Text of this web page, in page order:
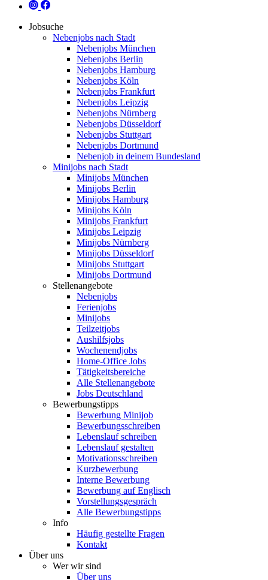
Jobsuche
Nebenjobs nach Stadt
Nebenjobs München
Nebenjobs Berlin
Nebenjobs Hamburg
Nebenjobs Köln
Nebenjobs Frankfurt
Nebenjobs Leipzig
Nebenjobs Nürnberg
Nebenjobs Düsseldorf
Nebenjobs Stuttgart
Nebenjobs Dortmund
Nebenjob in deinem Bundesland
Minijobs nach Stadt
Minijobs München
Minijobs Berlin
Minijobs Hamburg
Minijobs Köln
Minijobs Frankfurt
Minijobs Leipzig
Minijobs Nürnberg
Minijobs Düsseldorf
Minijobs Stuttgart
Minijobs Dortmund
Stellenangebote
Nebenjobs
Ferienjobs
Minijobs
Teilzeitjobs
Aushilfsjobs
Wochenendjobs
Home-Office Jobs
Tätigkeitsbereiche
Alle Stellenangebote
Jobs Deutschland
Bewerbungstipps
Bewerbung Minijob
Bewerbungsschreiben
Lebenslauf schreiben
Lebenslauf gestalten
Motivationsschreiben
Kurzbewerbung
Interne Bewerbung
Bewerbung auf Englisch
Vorstellungsgespräch
Alle Bewerbungstipps
Info
Häufig gestellte Fragen
Kontakt
Über uns
Wer wir sind
Über uns